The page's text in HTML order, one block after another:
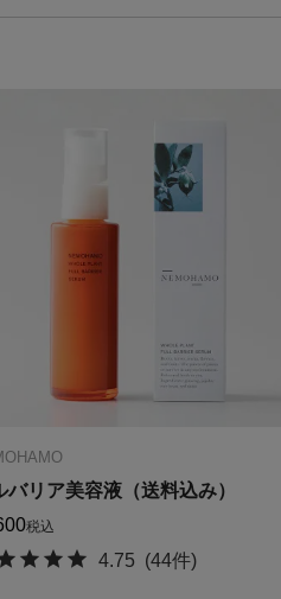
バリア美容液（送料込み）
税込
4.75 (44件)